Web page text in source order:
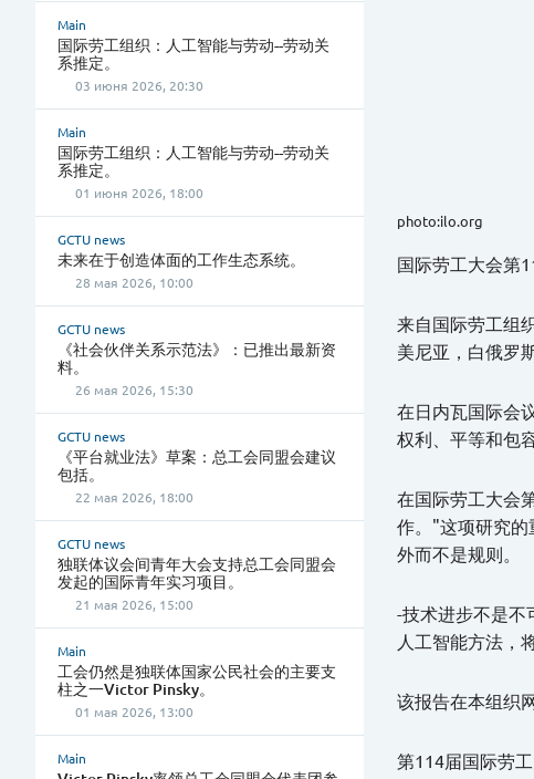
Main
国际劳工组织：人工智能与劳动--劳动关
系推定。
03 июня 2026, 20:30
Main
国际劳工组织：人工智能与劳动--劳动关
系推定。
01 июня 2026, 18:00
GCTU news
未来在于创造体面的工作生态系统。
28 мая 2026, 10:00
GCTU news
《社会伙伴关系示范法》：已推出最新资
料。
26 мая 2026, 15:30
GCTU news
《平台就业法》草案：总工会同盟会建议
包括。
22 мая 2026, 18:00
GCTU news
独联体议会间青年大会支持总工会同盟会
发起的国际青年实习项目。
21 мая 2026, 15:00
Main
工会仍然是独联体国家公民社会的主要支
柱之一Victor Pinsky。
01 мая 2026, 13:00
Main
photo:ilo.org
国际劳工大会第
来自国际劳工组
美尼亚，白俄罗
在日内瓦国际会
权利、平等和包
在国际劳工大会
作。"这项研究的
外而不是规则。
-技术进步不是不
人工智能方法，
该报告在本组织
第114届国际劳